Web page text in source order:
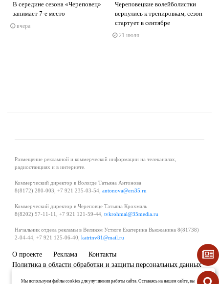
В середине сезона «Череповец»
занимает 7-е место
вчера
Череповецкие волейболистки
вернулись к тренировкам, сезон
стартует в сентябре
21 июля
Размещение рекламной и коммерческой информации на телеканалах,
радиостанциях и в интернете.
Коммерческий директор в Вологде Татьяна Антонова
8(8172) 280-003, +7 921 235-03-54, antonova@ers35.ru
Коммерческий директор в Череповце Татьяна Крохмаль
8(8202) 57-11-11, +7 921 121-59-44, tvkrohmal@35media.ru
Начальник отдела рекламы в Великом Устюге Екатерина Вьюжанина 8(81738)
2-04-44, +7 921 125-06-40, katrinv81@mail.ru
О проекте Реклама
Контакты
Политика в области обработки и защиты персональных данных
Мы используем файлы cookies для улучшения работы сайта. Оставаясь на нашем сайте, вы